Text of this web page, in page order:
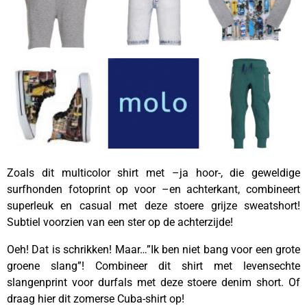
Zoals dit multicolor shirt met –ja hoor-, die geweldige
surfhonden fotoprint op voor –en achterkant, combineert
superleuk en casual met deze stoere grijze sweatshort!
Subtiel voorzien van een ster op de achterzijde!
Oeh! Dat is schrikken! Maar…”Ik ben niet bang voor een grote
groene slang”! Combineer dit shirt met levensechte
slangenprint voor durfals met deze stoere denim short. Of
draag hier dit zomerse Cuba-shirt op!